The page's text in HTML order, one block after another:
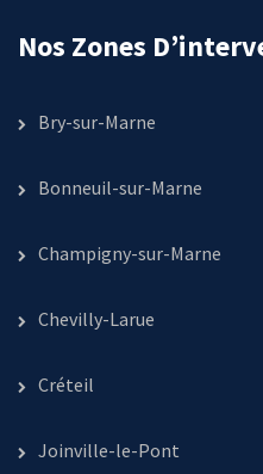
Nos Zones
Bry-sur-Marne
Bonneuil-sur-Marne
Champigny-sur-Marne
Chevilly-Larue
Créteil
Joinville-le-Pont